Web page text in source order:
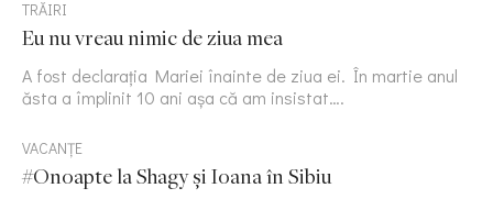
TRĂIRI
Eu nu vreau nimic de ziua mea
A fost declarația Mariei înainte de ziua ei. În martie anul
ăsta a împlinit 10 ani așa că am insistat….
VACANȚE
#Onoapte la Shagy și Ioana în Sibiu